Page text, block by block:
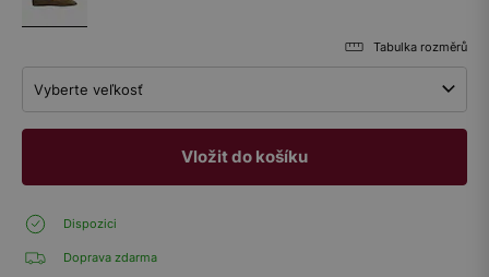
Tabulka rozměrů
Vyberte veľkosť
Vložit do košíku
Dispozici
Doprava zdarma